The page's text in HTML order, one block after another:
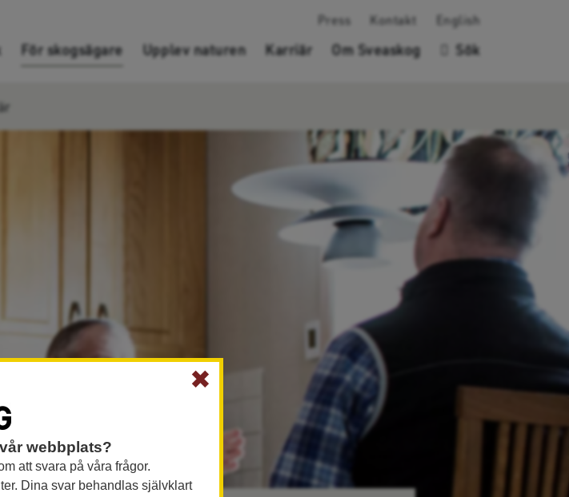
Press Kontakt English
För skogsägare Upplev naturen Karriär Om Sveaskog Sök
✖
webbplats?
att svara på våra frågor.
Dina svar behandlas självklart